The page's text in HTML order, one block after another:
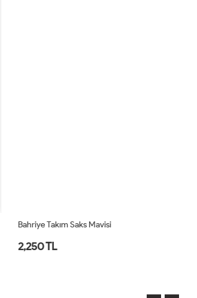
Bahriye Takım Saks Mavisi
2,250 TL